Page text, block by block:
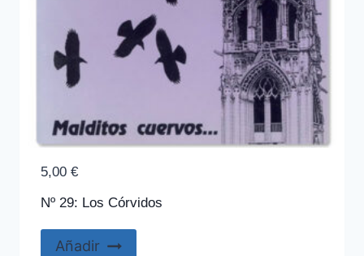
Nº 29: Los Córvidos
5,00 €
Añadir